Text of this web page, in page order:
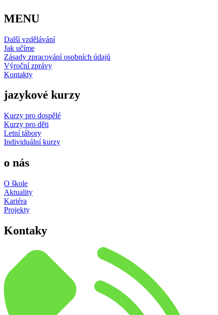
MENU
Další vzdělávání
Jak učíme
Zásady zpracování osobních údajů
Výroční zprávy
Kontakty
jazykové kurzy
Kurzy pro dospělé
Kurzy pro děti
Letní tábory
Individuální kurzy
o nás
O škole
Aktuality
Kariéra
Projekty
Kontaky